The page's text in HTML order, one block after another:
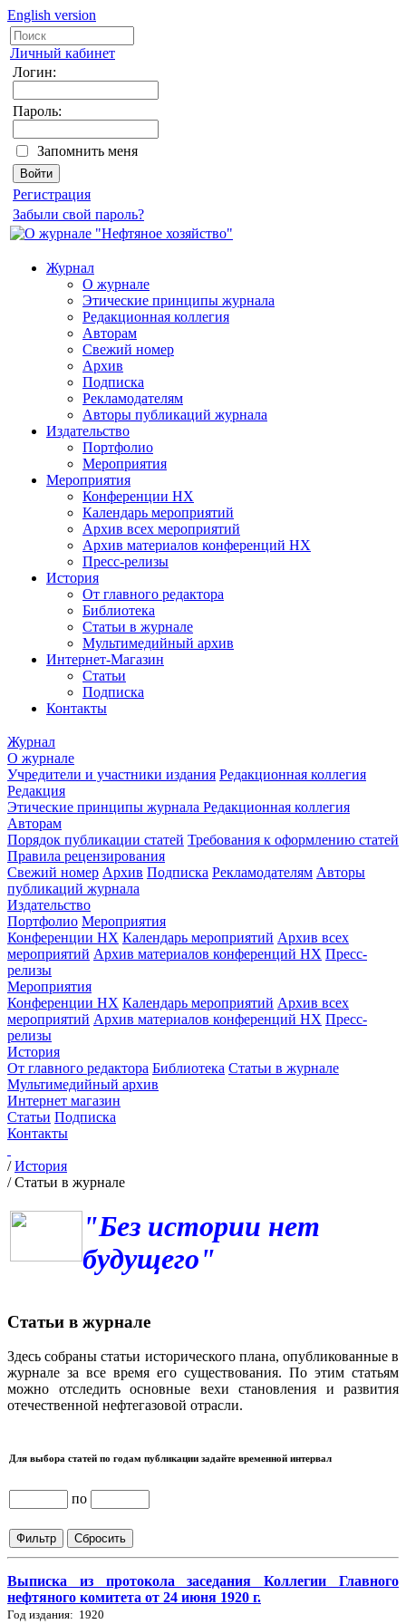
English version
Личный кабинет
Логин:
Пароль:
Запомнить меня
Регистрация
Забыли свой пароль?
Журнал
О журнале
Этические принципы журнала
Редакционная коллегия
Авторам
Свежий номер
Архив
Подписка
Рекламодателям
Авторы публикаций журнала
Издательство
Портфолио
Мероприятия
Мероприятия
Конференции НХ
Календарь мероприятий
Архив всех мероприятий
Архив материалов конференций НХ
Пресс-релизы
История
От главного редактора
Библиотека
Статьи в журнале
Мультимедийный архив
Интернет-Магазин
Статьи
Подписка
Контакты
Журнал
О журнале
Учредители и участники издания Редакционная коллегия
Редакция
Этические принципы журнала Редакционная коллегия
Авторам
Порядок публикации статей Требования к оформлению статей
Правила рецензирования
Свежий номер Архив Подписка Рекламодателям Авторы
публикаций журнала
Издательство
Портфолио Мероприятия
Конференции НХ Календарь мероприятий Архив всех
мероприятий Архив материалов конференций НХ Пресс-
релизы
Мероприятия
Конференции НХ Календарь мероприятий Архив всех
мероприятий Архив материалов конференций НХ Пресс-
релизы
История
От главного редактора Библиотека Статьи в журнале
Мультимедийный архив
Интернет магазин
Статьи Подписка
Контакты
/История
/Статьи в журнале
"Без истории нет
будущего"
Статьи в журнале
Здесь собраны статьи исторического плана, опубликованные в
журнале за все время его существования. По этим статьям
можно отследить основные вехи становления и развития
отечественной нефтегазовой отрасли.
Для выбора статей по годам публикации задайте временной интервал
по
Выписка из протокола заседания Коллегии Главного
нефтяного комитета от 24 июня 1920 г.
Год издания: 1920